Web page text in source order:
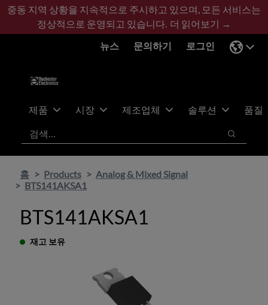
기
콘
바
글
중동 지역 상황을 지속적으로 주시하고 있으며, 모든 서비스는
정상적으로 운영되고 있습니다. 더 읽어보기 →
뉴스
문의하기 로그인
제품 시장 제조업체 솔루션
품질
검색
검색
홈 Products
Analog & Mixed Signal
BTS141AKSA1
BTS141AKSA1
재고 보유